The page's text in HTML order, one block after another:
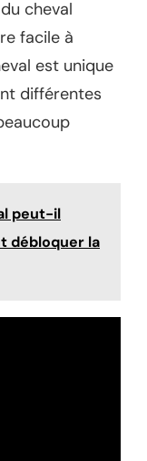
cheval
facile à
est unique
différentes
peut-il
débloquer la